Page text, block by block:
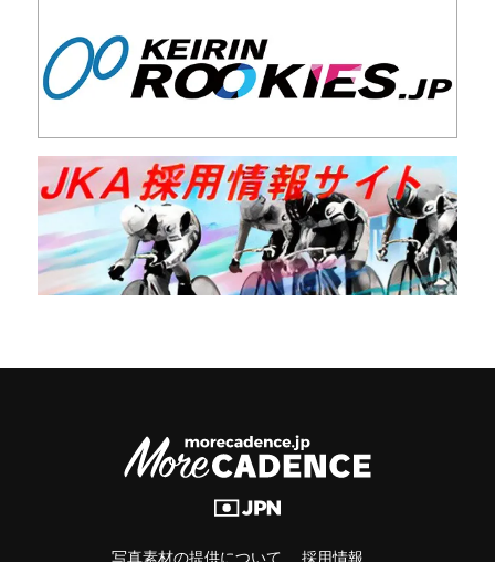
写真素材の提供について 採用情報